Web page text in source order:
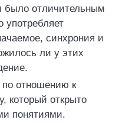
было отличительным
употребляет
синхрония и
ли у этих
отношению к
который открыто
понятиями.